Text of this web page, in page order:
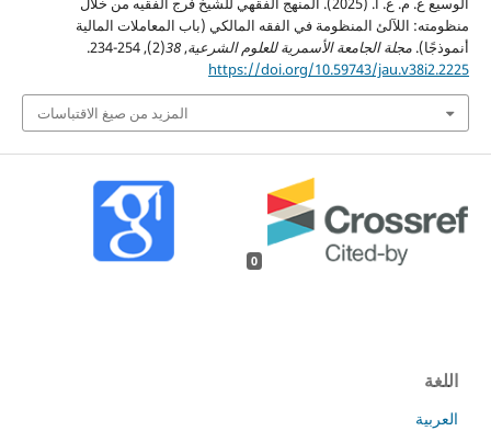
منظومته: اللآلئ المنظومة في الفقه المالكي (باب المعاملات المالية
أنموذجًا). مجلة الجامعة الأسمرية للعلوم الشرعية,
38
(2), 254-234.
https://doi.org/10.59743/jau.v38i2.2225
المزيد من صيغ الاقتباسات
0
اللغة
العربية